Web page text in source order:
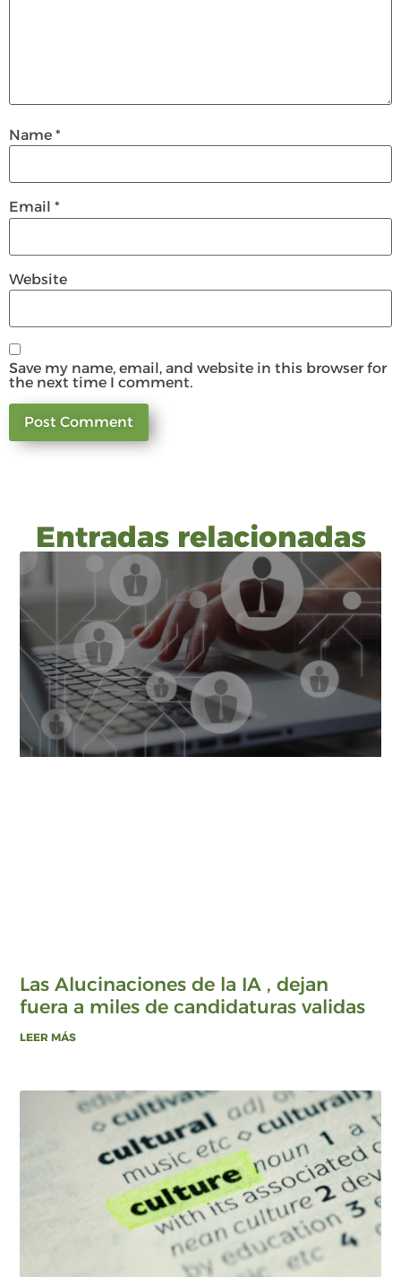
Name *
Email *
Website
Save my name, email, and website in this browser for
the next time I comment.
Entradas relacionadas
Las Alucinaciones de la IA , dejan
fuera a miles de candidaturas validas
LEER MÁS